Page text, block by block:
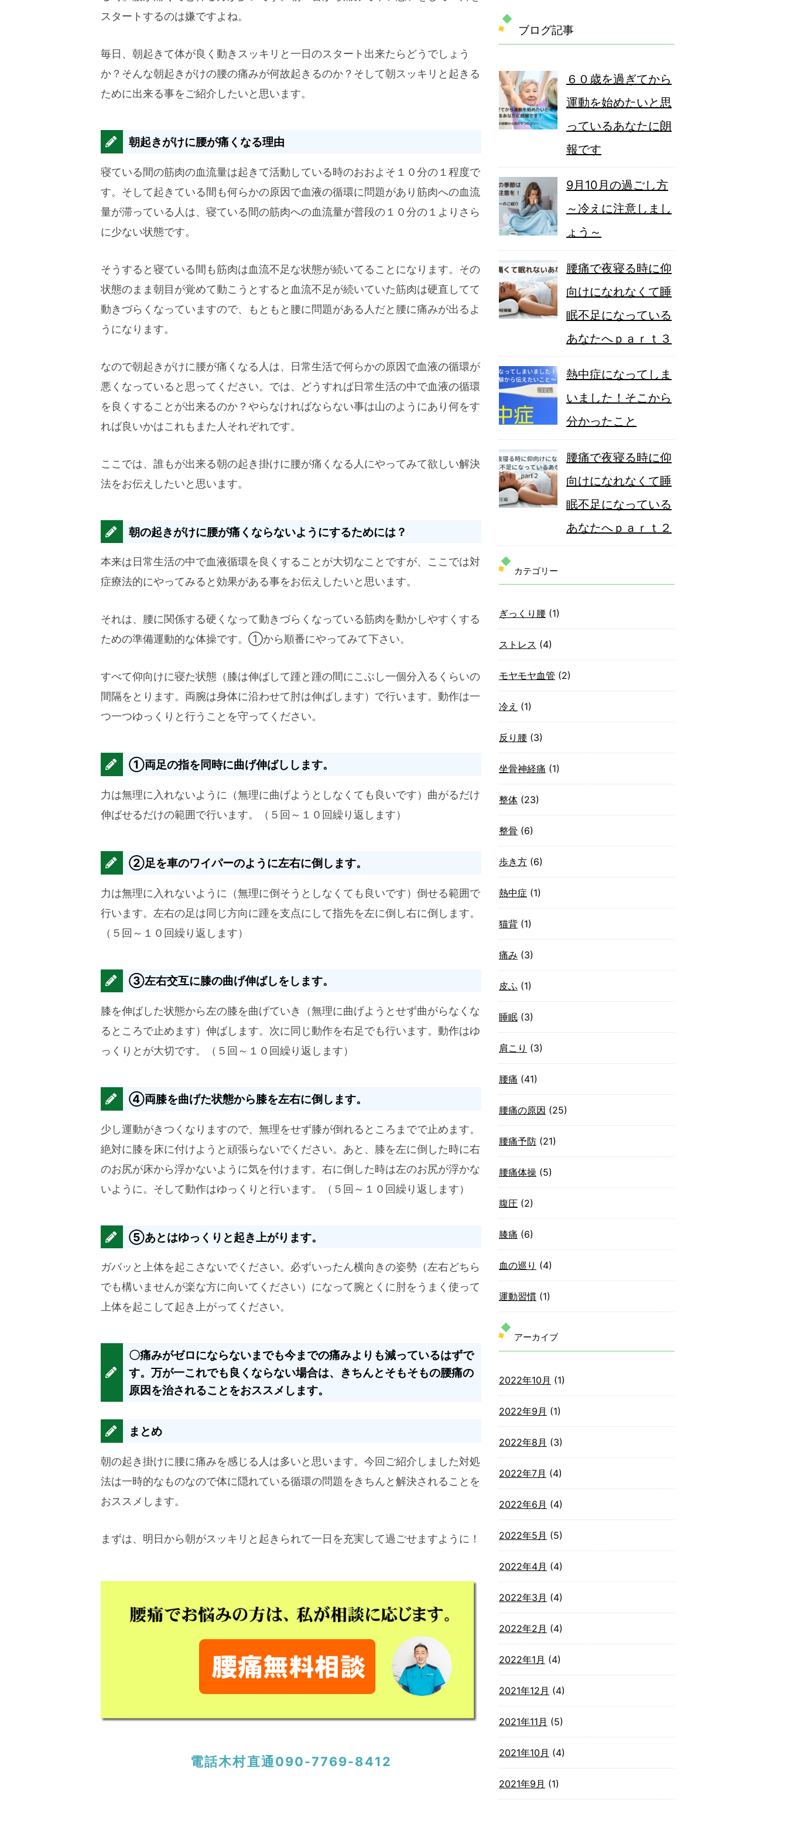
スタートするのは嫌ですよね。
毎日、朝起きて体が良く動きスッキリと一日のスタート出来たらどうでしょう
か？そんな朝起きがけの腰の痛みが何故起きるのか？そして朝スッキリと起きる
ために出来る事をご紹介したいと思います。
朝起きがけに腰が痛くなる理由
寝ている間の筋肉の血流量は起きて活動している時のおおよそ１０分の１程度で
す。そして起きている間も何らかの原因で血液の循環に問題があり筋肉への血流
量が滞っている人は、寝ている間の筋肉への血流量が普段の１０分の１よりさら
に少ない状態です。
そうすると寝ている間も筋肉は血流不足な状態が続いてることになります。その
状態のまま朝目が覚めて動こうとすると血流不足が続いていた筋肉は硬直してて
動きづらくなっていますので、もともと腰に問題がある人だと腰に痛みが出るよ
うになります。
なので朝起きがけに腰が痛くなる人は、日常生活で何らかの原因で血液の循環が
悪くなっていると思ってください。では、どうすれば日常生活の中で血液の循環
を良くすることが出来るのか？やらなければならない事は山のようにあり何をす
れば良いかはこれもまた人それぞれです。
ここでは、誰もが出来る朝の起き掛けに腰が痛くなる人にやってみて欲しい解決
法をお伝えしたいと思います。
朝の起きがけに腰が痛くならないようにするためには？
本来は日常生活の中で血液循環を良くすることが大切なことですが、ここでは対
症療法的にやってみると効果がある事をお伝えしたいと思います。
それは、腰に関係する硬くなって動きづらくなっている筋肉を動かしやすくする
ための準備運動的な体操です。①から順番にやってみて下さい。
すべて仰向けに寝た状態（膝は伸ばして踵と踵の間にこぶし一個分入るくらいの
間隔をとります。両腕は身体に沿わせて肘は伸ばします）で行います。動作は一
つ一つゆっくりと行うことを守ってください。
①両足の指を同時に曲げ伸ばしします。
力は無理に入れないように（無理に曲げようとしなくても良いです）曲がるだけ
伸ばせるだけの範囲で行います。（５回～１０回繰り返します）
②足を車のワイパーのように左右に倒します。
力は無理に入れないように（無理に倒そうとしなくても良いです）倒せる範囲で
行います。左右の足は同じ方向に踵を支点にして指先を左に倒し右に倒します。
（５回～１０回繰り返します）
③左右交互に膝の曲げ伸ばしをします。
膝を伸ばした状態から左の膝を曲げていき（無理に曲げようとせず曲がらなくな
るところで止めます）伸ばします。次に同じ動作を右足でも行います。動作はゆ
っくりとが大切です。（５回～１０回繰り返します）
④両膝を曲げた状態から膝を左右に倒します。
少し運動がきつくなりますので、無理をせず膝が倒れるところまでで止めます。
絶対に膝を床に付けようと頑張らないでください。あと、膝を左に倒した時に右
のお尻が床から浮かないように気を付けます。右に倒した時は左のお尻が浮かな
いように。そして動作はゆっくりと行います。（５回～１０回繰り返します）
⑤あとはゆっくりと起き上がります。
ガバッと上体を起こさないでください。必ずいったん横向きの姿勢（左右どちら
でも構いませんが楽な方に向いてください）になって腕とくに肘をうまく使って
上体を起こして起き上がってください。
〇痛みがゼロにならないまでも今までの痛みよりも減っているはずで
す。万が一これでも良くならない場合は、きちんとそもそもの腰痛の
原因を治されることをおススメします。
まとめ
朝の起き掛けに腰に痛みを感じる人は多いと思います。今回ご紹介しました対処
法は一時的なものなので体に隠れている循環の問題をきちんと解決されることを
おススメします。
まずは、明日から朝がスッキリと起きられて一日を充実して過ごせますように！
電話木村直通090-7769-8412
ブログ記事
６０歳を過ぎてから
運動を始めたいと思
っているあなたに朗
報です
9月10月の過ごし方
～冷えに注意しまし
ょう～
腰痛で夜寝る時に仰
向けになれなくて睡
眠不足になっている
あなたへｐａｒｔ３
熱中症になってしま
いました！そこから
分かったこと
腰痛で夜寝る時に仰
向けになれなくて睡
眠不足になっている
あなたへｐａｒｔ２
カテゴリー
ぎっくり腰 (1)
ストレス (4)
モヤモヤ血管 (2)
冷え (1)
反り腰 (3)
坐骨神経痛 (1)
整体 (23)
整骨 (6)
歩き方 (6)
熱中症 (1)
猫背 (1)
痛み (3)
皮ふ (1)
睡眠 (3)
肩こり (3)
腰痛 (41)
腰痛の原因 (25)
腰痛予防 (21)
腰痛体操 (5)
腹圧 (2)
膝痛 (6)
血の巡り (4)
運動習慣 (1)
アーカイブ
2022年10月 (1)
2022年9月 (1)
2022年8月 (3)
2022年7月 (4)
2022年6月 (4)
2022年5月 (5)
2022年4月 (4)
2022年3月 (4)
2022年2月 (4)
2022年1月 (4)
2021年12月 (4)
2021年11月 (5)
2021年10月 (4)
2021年9月 (1)